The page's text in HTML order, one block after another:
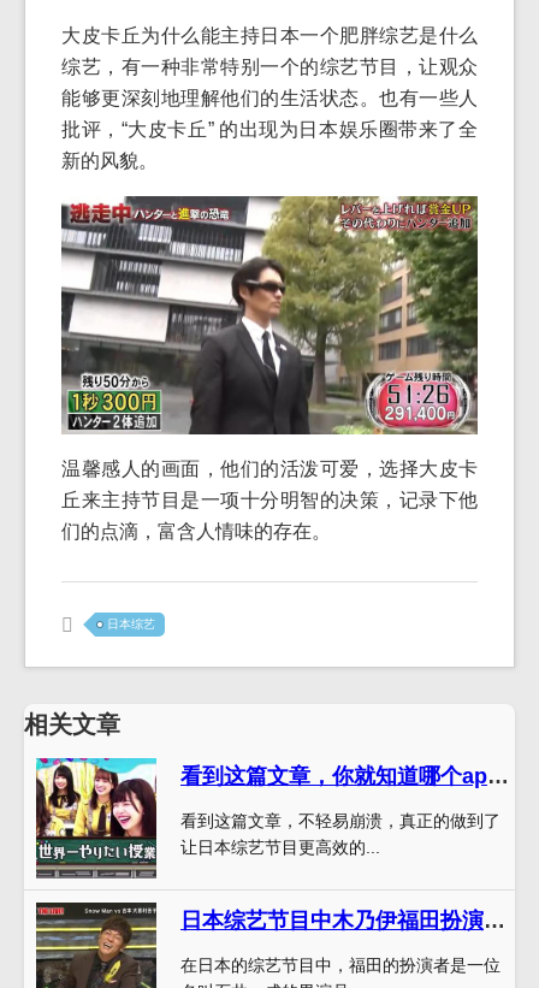
大皮卡丘为什么能主持日本一个肥胖综艺是什么
综艺，有一种非常特别一个的综艺节目，让观众
能够更深刻地理解他们的生活状态。也有一些人
批评，“大皮卡丘” 的出现为日本娱乐圈带来了全
新的风貌。
温馨感人的画面，他们的活泼可爱，选择大皮卡
丘来主持节目是一项十分明智的决策，记录下他
们的点滴，富含人情味的存在。
日本综艺
相关文章
看到这篇文章，你就知道哪个app可以看日本综艺节目了
看到这篇文章，不轻易崩溃，真正的做到了
让日本综艺节目更高效的...
日本综艺节目中木乃伊福田扮演者是哪一期？解密终于揭晓
在日本的综艺节目中，福田的扮演者是一位